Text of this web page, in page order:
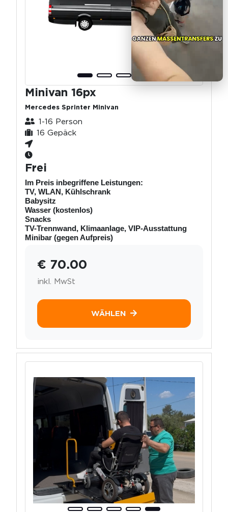
Minivan 16px
Mercedes Sprinter Minivan
1-16 Person
16 Gepäck
Frei
Im Preis inbegriffene Leistungen:
TV, WLAN, Kühlschrank
Babysitz
Wasser (kostenlos)
Snacks
TV-Trennwand, Klimaanlage, VIP-Ausstattung
Minibar (gegen Aufpreis)
€ 70.00
inkl. MwSt
WÄHLEN